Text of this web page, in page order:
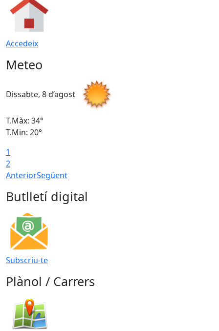
Accedeix
Meteo
Dissabte, 8 d’agost
T.Màx: 34°
T.Min: 20°
1
2
AnteriorSegüent
Butlletí digital
Subscriu-te
Plànol / Carrers